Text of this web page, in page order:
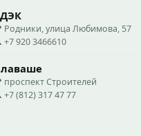
Родники, улица Любимова, 57
+7 920 3466610
проспект Строителей
+7 (812) 317 47 77